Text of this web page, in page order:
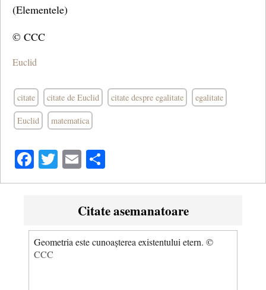
(Elementele)
© CCC
Euclid
citate citate de Euclid citate despre egalitate egalitate
Euclid matematica
Facebook
Twitter
Email
Citate asemanatoare
Geometria este cunoașterea existentului etern. ©
CCC